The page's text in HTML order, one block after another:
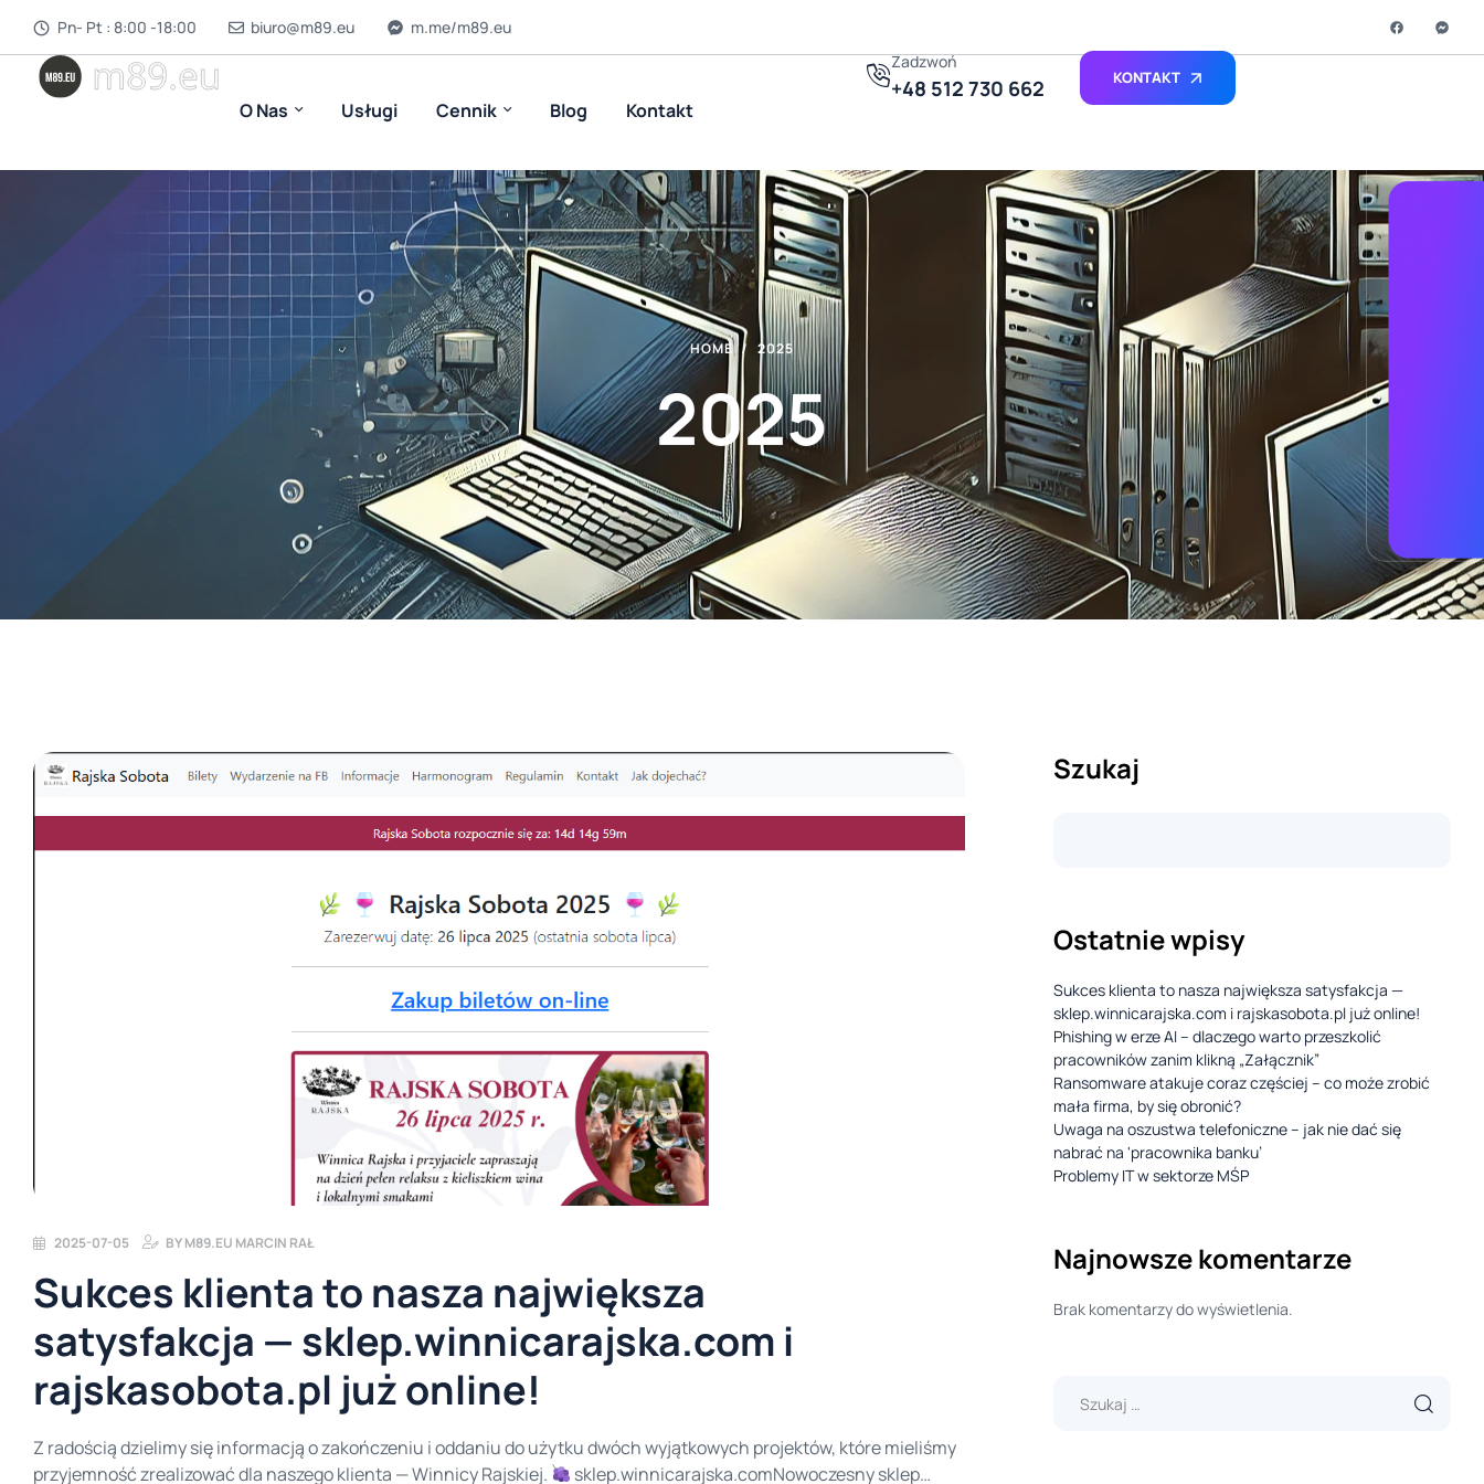
Pn- Pt : 8:00 -18:00 biuro@m89.eu m.me/m89.eu
O Nas Usługi Cennik Blog Kontakt
Zadzwoń
+48 512 730 662 KONTAKT
HOME 2025
2025
2025-07-05 BYM89.EU MARCIN RAŁ
Sukces klienta to nasza największa
satysfakcja — sklep.winnicarajska.com i
rajskasobota.pl już online!
Z radością dzielimy się informacją o zakończeniu i oddaniu do użytku dwóch wyjątkowych projektów, które mieliśmy
przyjemność zrealizować dla naszego klienta — Winnicy Rajskiej.
sklep.winnicarajska.comNowoczesny sklep
Szukaj
Ostatnie wpisy
Sukces klienta to nasza największa satysfakcja —
sklep.winnicarajska.com i rajskasobota.pl już online!
Phishing w erze AI – dlaczego warto przeszkolić
pracowników zanim klikną „Załącznik”
Ransomware atakuje coraz częściej – co może zrobić
mała firma, by się obronić?
Uwaga na oszustwa telefoniczne – jak nie dać się
nabrać na 'pracownika banku’
Problemy IT w sektorze MŚP
Najnowsze komentarze
Brak komentarzy do wyświetlenia.